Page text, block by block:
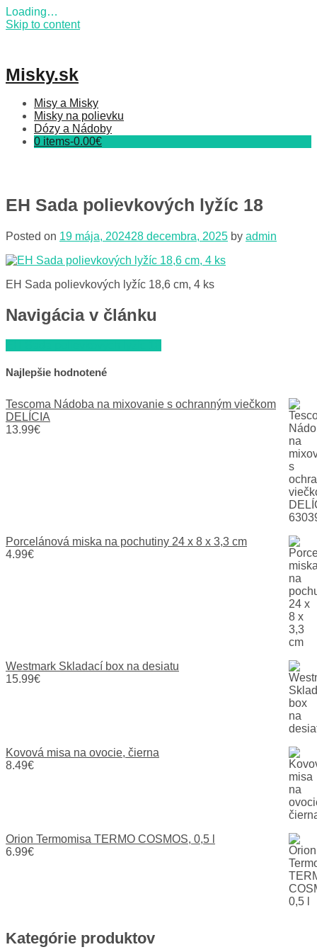
Loading…
Skip to content
Misky.sk
Misy a Misky
Misky na polievku
Dózy a Nádoby
0 items-0.00€
EH Sada polievkových lyžíc 18
Posted on 19 mája, 202428 decembra, 2025 by admin
EH Sada polievkových lyžíc 18,6 cm, 4 ks
Navigácia v článku
Najlepšie hodnotené
Tescoma Nádoba na mixovanie s ochranným viečkom
DELÍCIA
13.99€
Porcelánová miska na pochutiny 24 x 8 x 3,3 cm
4.99€
Westmark Skladací box na desiatu
15.99€
Kovová misa na ovocie, čierna
8.49€
Orion Termomisa TERMO COSMOS, 0,5 l
6.99€
Kategórie produktov